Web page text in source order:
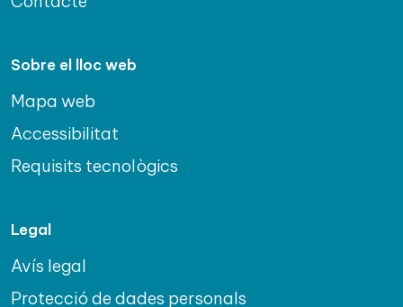
Sobre el lloc web
Mapa web
Accessibilitat
Requisits tecnològics
Legal
Avís legal
Protecció de dades personals